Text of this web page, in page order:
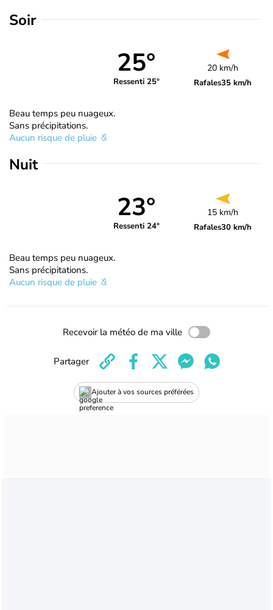
Soir
25°
Ressenti 25°
20 km/h
Rafales35 km/h
Beau temps peu nuageux.
Sans précipitations.
Aucun risque de pluie
Nuit
23°
Ressenti 24°
15 km/h
Rafales30 km/h
Beau temps peu nuageux.
Sans précipitations.
Aucun risque de pluie
Recevoir la météo de ma ville
Ajouter à vos sources préférées
Partager